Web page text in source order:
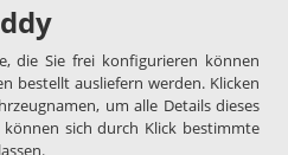
die Sie frei konfigurieren können
bestellt ausliefern werden. Klicken
um alle Details dieses
können sich durch Klick bestimmte